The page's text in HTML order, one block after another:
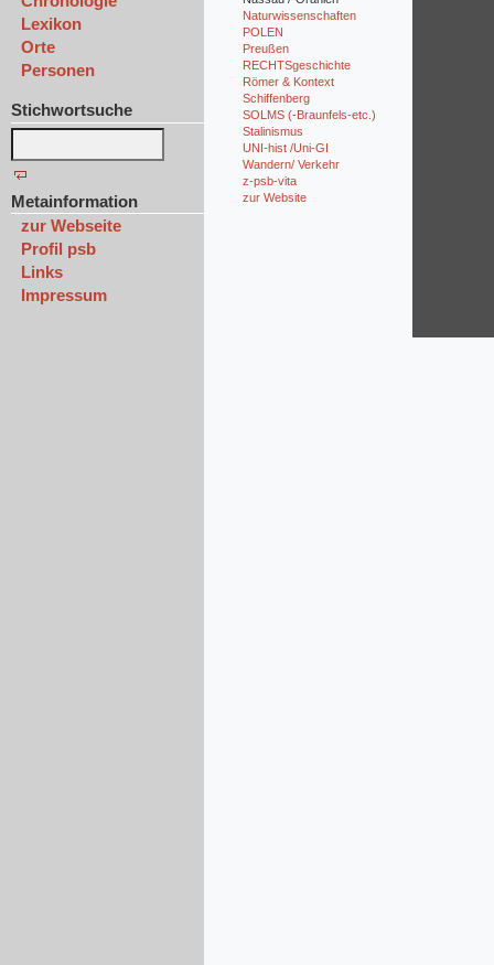
Lexikon
Orte
Personen
Stichwortsuche
Metainformation
zur Webseite
Profil psb
Links
Impressum
Naturwissenschaften
POLEN
Preußen
RECHTSgeschichte
Römer & Kontext
Schiffenberg
SOLMS (-Braunfels-etc.)
Stalinismus
UNI-hist /Uni-GI
Wandern/ Verkehr
z-psb-vita
zur Website